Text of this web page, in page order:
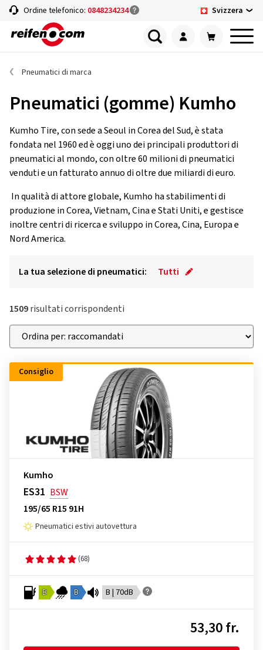
Ordine telefonico: 0848234234 Svizzera
Pneumatici di marca
Pneumatici (gomme) Kumho
Kumho Tire, con sede a Seoul in Corea del Sud, è stata
fondata nel 1960 ed è oggi uno dei principali produttori di
pneumatici al mondo, con oltre 60 milioni di pneumatici
venduti e un fatturato annuo di oltre due miliardi di euro.
In qualità di attore globale, Kumho ha stabilimenti di
produzione in Corea, Vietnam, Cina e Stati Uniti, e gestisce
inoltre centri di ricerca e sviluppo in Corea, Cina, Europa e
Nord America.
La tua selezione di pneumatici: Tutti
1509risultati corrispondenti
Consiglio
Kumho
ES31 BSW
195/65 R15 91H
Pneumatici estivi autovettura
(68)
B B B | 70dB
53,30 fr.